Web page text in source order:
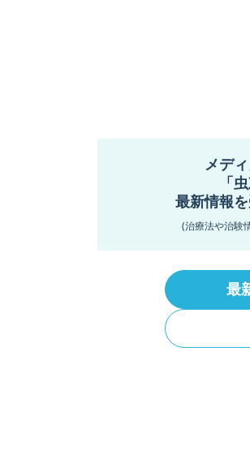
メデ
「
最新情報
(治療法や治験
最